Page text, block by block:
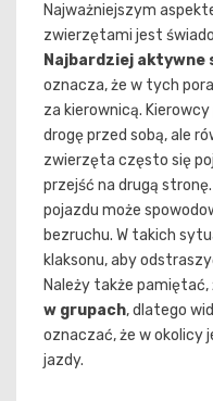
Najważniejszym
zwierzętami jest
Najbardziej aktywne
oznacza, że w tych
za kierownicą.
drogę przed sobą, ale
zwierzęta często się
przejść na drugą stronę.
pojazdu może
bezruchu. W takich
klaksonu, aby
Należy także pamiętać,
w grupach, dlatego
oznaczać, że w okolicy
jazdy.